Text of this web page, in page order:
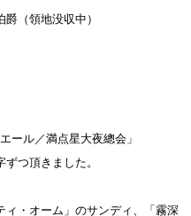
（領地没収中）
ル／満点星大夜總会」
つ頂きました。
・オーム」のサンディ、「霧深